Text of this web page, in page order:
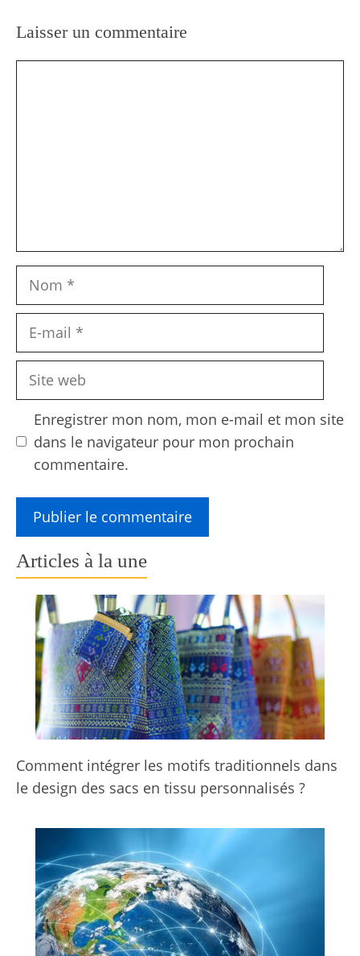
Laisser un commentaire
Nom
Site
Enregistrer mon nom, mon e-mail et mon site
dans le navigateur pour mon prochain
commentaire.
Articles à la une
Comment intégrer les motifs traditionnels dans
le design des sacs en tissu personnalisés ?